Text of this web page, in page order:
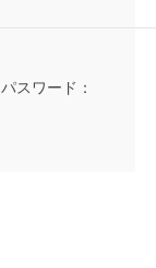
パスワード：